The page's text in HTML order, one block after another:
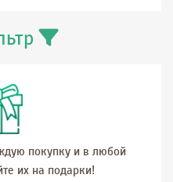
покупку и в любой
их на подарки!